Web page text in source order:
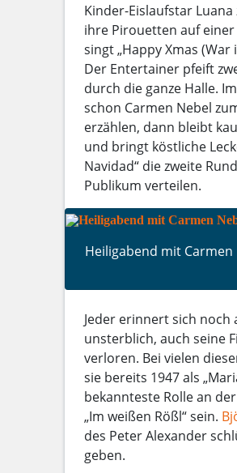
Kinder-Eislaufstar
ihre Pirouetten auf einer
singt „Happy Xmas
Der Entertainer pfeift
durch die ganze Halle.
schon Carmen Nebel
erzählen, dann bleibt
und bringt köstliche
Navidad“ die zweite
Publikum verteilen.
Heiligabend mit Carmen
Jeder erinnert sich noch
unsterblich, auch seine
verloren. Bei vielen
sie bereits 1947 als
bekannteste Rolle an
„Im weißen Rößl“ sein.
des Peter Alexander
geben.